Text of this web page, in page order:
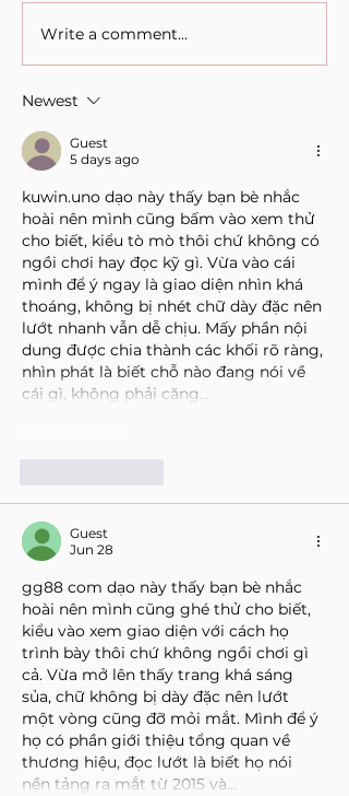
Visual Thought and
Feminine Modernity,
Write a comment...
Newest
Guest
5 days ago
kuwin.uno dạo này thấy bạn bè nhắc
hoài nên mình cũng bấm vào xem thử
cho biết, kiểu tò mò thôi chứ không có
ngồi chơi hay đọc kỹ gì. Vừa vào cái
mình để ý ngay là giao diện nhìn khá
thoáng, không bị nhét chữ dày đặc nên
lướt nhanh vẫn dễ chịu. Mấy phần nội
dung được chia thành các khối rõ ràng,
nhìn phát là biết chỗ nào đang nói về
cái gì, không phải căng…
Guest
Jun 28
gg88 com dạo này thấy bạn bè nhắc
hoài nên mình cũng ghé thử cho biết,
kiểu vào xem giao diện với cách họ
trình bày thôi chứ không ngồi chơi gì
cả. Vừa mở lên thấy trang khá sáng
sủa, chữ không bị dày đặc nên lướt
một vòng cũng đỡ mỏi mắt. Mình để ý
họ có phần giới thiệu tổng quan về
thương hiệu, đọc lướt là biết họ nói
nền tảng ra mắt từ 2015 và…